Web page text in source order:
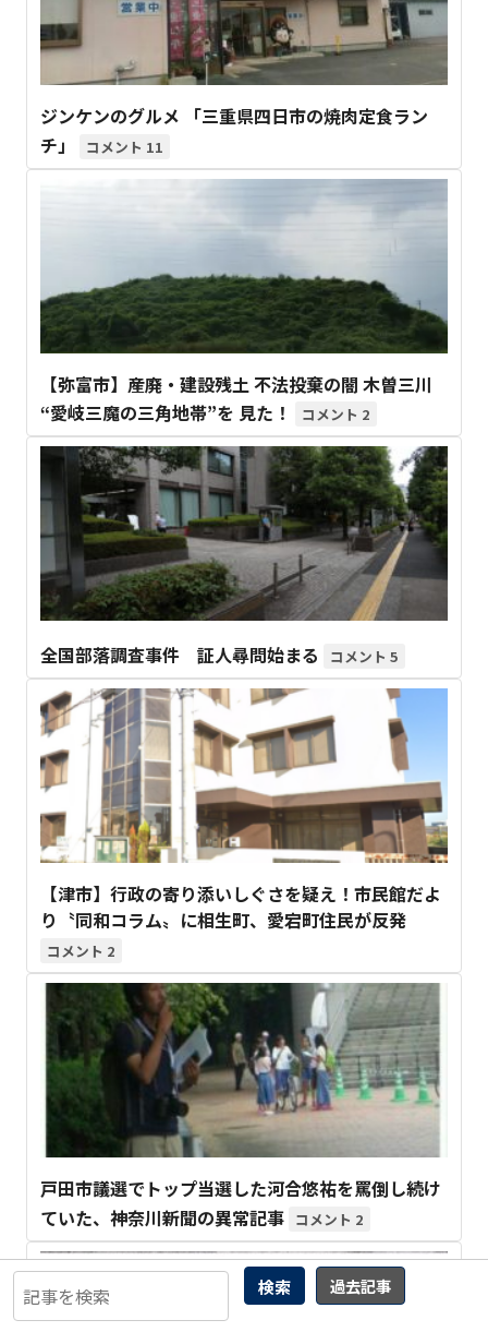
検索 過去記事
ジンケンのグルメ 「三重県四日市の焼肉定食ラン
チ」
11
【弥富市】産廃・建設残土 不法投棄の闇 木曽三川
“愛岐三魔の三角地帯”を 見た！
2
全国部落調査事件 証人尋問始まる 5
【津市】行政の寄り添いしぐさを疑え！市民館だよ
り〝同和コラム〟に相生町、愛宕町住民が反発
2
戸田市議選でトップ当選した河合悠祐を罵倒し続け
ていた、神奈川新聞の異常記事
2